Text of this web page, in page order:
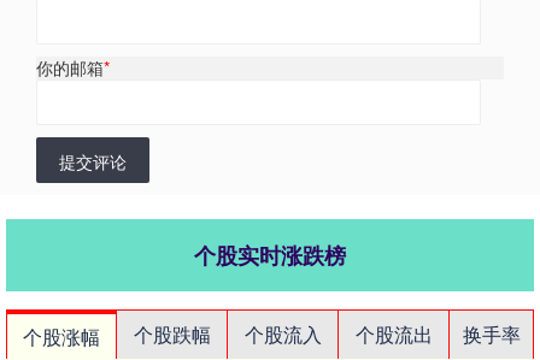
你的邮箱*
提交评论
个股实时涨跌榜
个股涨幅 个股跌幅 个股流入 个股流出
换手率